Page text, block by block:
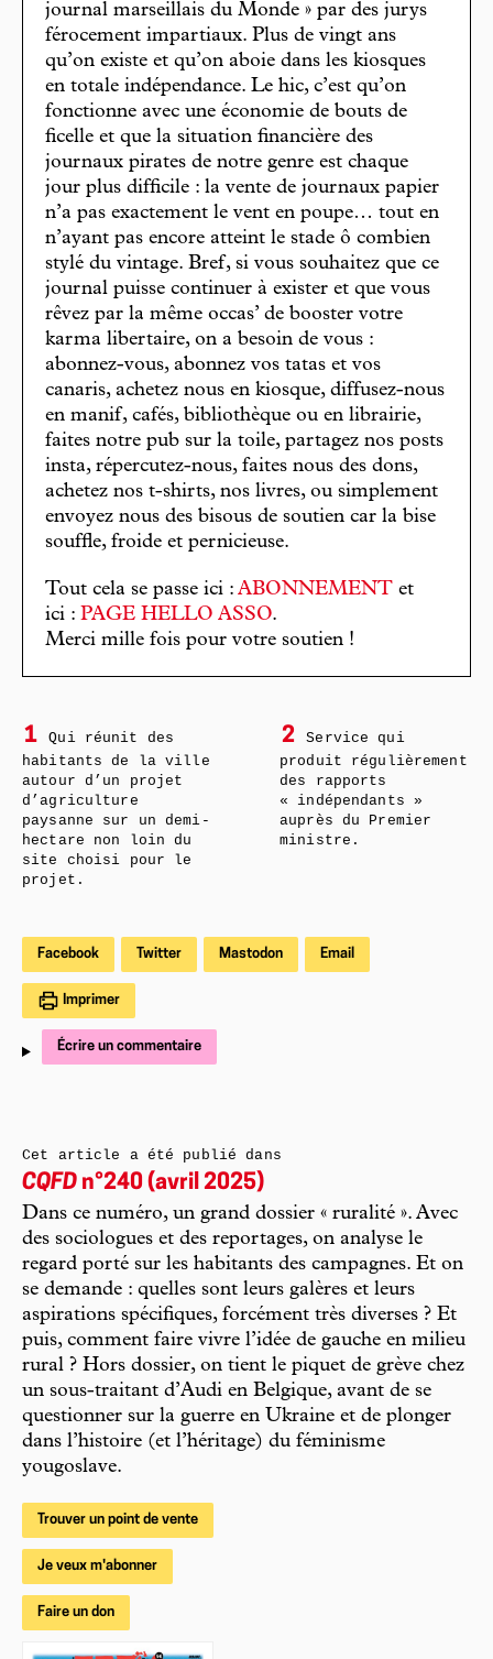
journal marseillais du Monde » par des jurys
férocement impartiaux. Plus de vingt ans
qu’on existe et qu’on aboie dans les kiosques
en totale indépendance. Le hic, c’est qu’on
fonctionne avec une économie de bouts de
ficelle et que la situation financière des
journaux pirates de notre genre est chaque
jour plus difficile : la vente de journaux papier
n’a pas exactement le vent en poupe… tout en
n’ayant pas encore atteint le stade ô combien
stylé du vintage. Bref, si vous souhaitez que ce
journal puisse continuer à exister et que vous
rêvez par la même occas’ de booster votre
karma libertaire, on a besoin de vous :
abonnez-vous, abonnez vos tatas et vos
canaris, achetez nous en kiosque, diffusez-nous
en manif, cafés, bibliothèque ou en librairie,
faites notre pub sur la toile, partagez nos posts
insta, répercutez-nous, faites nous des dons,
achetez nos t-shirts, nos livres, ou simplement
envoyez nous des bisous de soutien car la bise
souffle, froide et pernicieuse.
Tout cela se passe ici : ABONNEMENT et
ici : PAGE HELLO ASSO.
Merci mille fois pour votre soutien !
1
Qui réunit des
habitants de la ville
autour d’un projet
d’agriculture
paysanne sur un demi-
hectare non loin du
site choisi pour le
projet.
2
Service qui
produit régulièrement
des rapports
« indépendants »
auprès du Premier
ministre.
Facebook Twitter Mastodon Email
Imprimer
Écrire un commentaire
Cet article a été publié dans
CQFD n°240 (avril 2025)
Dans ce numéro, un grand dossier « ruralité ». Avec
des sociologues et des reportages, on analyse le
regard porté sur les habitants des campagnes. Et on
se demande : quelles sont leurs galères et leurs
aspirations spécifiques, forcément très diverses ? Et
puis, comment faire vivre l’idée de gauche en milieu
rural ? Hors dossier, on tient le piquet de grève chez
un sous-traitant d’Audi en Belgique, avant de se
questionner sur la guerre en Ukraine et de plonger
dans l’histoire (et l’héritage) du féminisme
yougoslave.
Trouver un point de vente
Je veux m'abonner
Faire un don